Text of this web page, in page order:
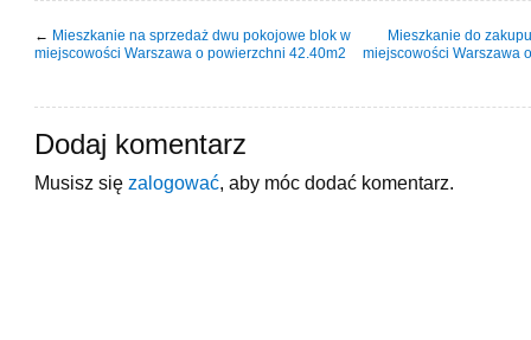
← Mieszkanie na sprzedaż dwu pokojowe blok w
miejscowości Warszawa o powierzchni 42.40m2
Mieszkanie do
miejscowości Warszawa
Dodaj komentarz
Musisz się zalogować , aby móc dodać komentarz.